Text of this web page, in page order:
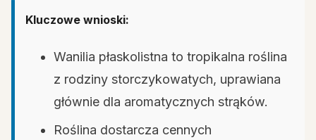
Kluczowe wnioski:
Wanilia płaskolistna to tropikalna roślina
z rodziny storczykowatych, uprawiana
głównie dla aromatycznych strąków.
Roślina dostarcza cennych